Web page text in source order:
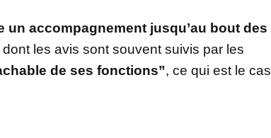
accompagnement jusqu’au bout des
les avis sont souvent suivis par les
de ses fonctions”, ce qui est le cas